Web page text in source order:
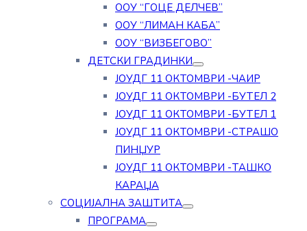
ООУ “ГОЦЕ ДЕЛЧЕВ”
ООУ “ЛИМАН КАБА”
ООУ “ВИЗБЕГОВО”
ДЕТСКИ ГРАДИНКИ
ЈОУДГ 11 ОКТОМВРИ -ЧАИР
ЈОУДГ 11 ОКТОМВРИ -БУТЕЛ 2
ЈОУДГ 11 ОКТОМВРИ -БУТЕЛ 1
ЈОУДГ 11 ОКТОМВРИ -СТРАШО
ПИНЏУР
ЈОУДГ 11 ОКТОМВРИ -ТАШКО
КАРАЏА
СОЦИЈАЛНА ЗАШТИТА
ПРОГРАМА